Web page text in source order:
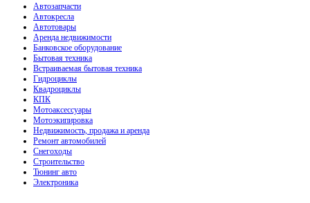
Автозапчасти
Автокресла
Автотовары
Аренда недвижимости
Банковское оборудование
Бытовая техника
Встраиваемая бытовая техника
Гидроциклы
Квадроциклы
КПК
Мотоаксессуары
Мотоэкипировка
Недвижимость, продажа и аренда
Ремонт автомобилей
Снегоходы
Строительство
Тюнинг авто
Электроника